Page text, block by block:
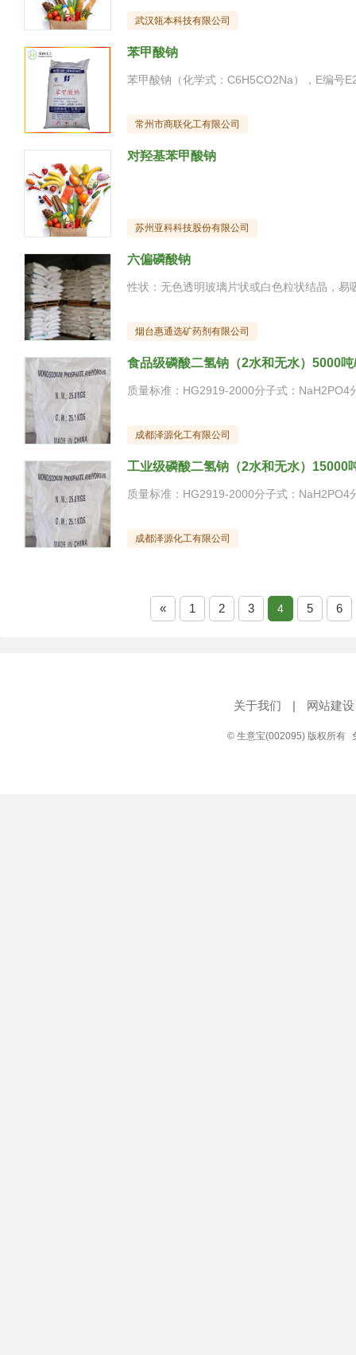
武汉瓴本科技有限公司
苯甲酸钠
常州市商联化工有限公司
对羟基苯甲酸钠
苏州亚科科技股份有限公司
六偏磷酸钠
烟台惠通选矿药剂有限公司
食品级磷酸二氢钠（2水和无水）5000吨
成都泽源化工有限公司
工业级磷酸二氢钠（2水和无水）15000
成都泽源化工有限公司
« 1 2 3 4 5 6
关于我们 | 网站建设
© 生意宝(002095) 版权所有